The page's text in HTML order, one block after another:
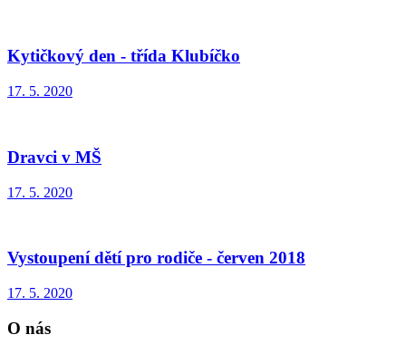
Kytičkový den - třída Klubíčko
17. 5. 2020
Dravci v MŠ
17. 5. 2020
Vystoupení dětí pro rodiče - červen 2018
17. 5. 2020
O nás